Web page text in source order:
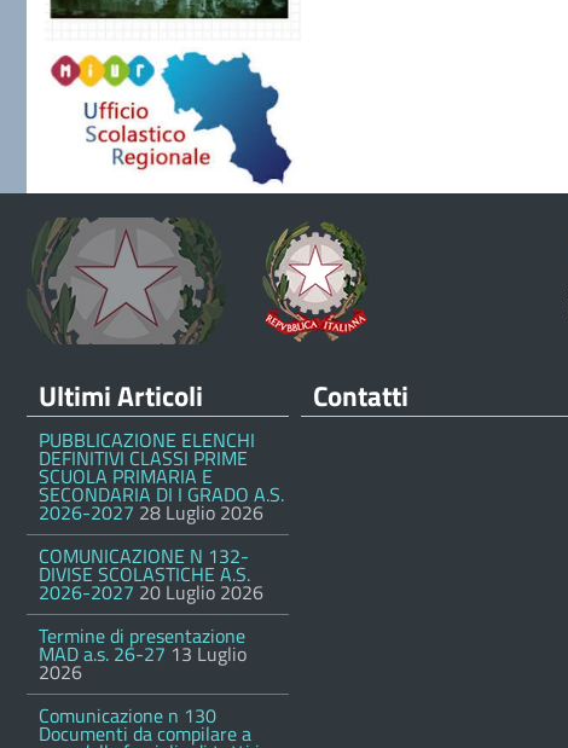
Ultimi Articoli
PUBBLICAZIONE ELENCHI
DEFINITIVI CLASSI PRIME
SCUOLA PRIMARIA E
SECONDARIA DI I GRADO A.S.
2026-2027 28 Luglio 2026
COMUNICAZIONE N 132-
DIVISE SCOLASTICHE A.S.
2026-2027 20 Luglio 2026
Termine di presentazione
MAD a.s. 26-27 13 Luglio
2026
Comunicazione n 130
Documenti da compilare a
Contatti